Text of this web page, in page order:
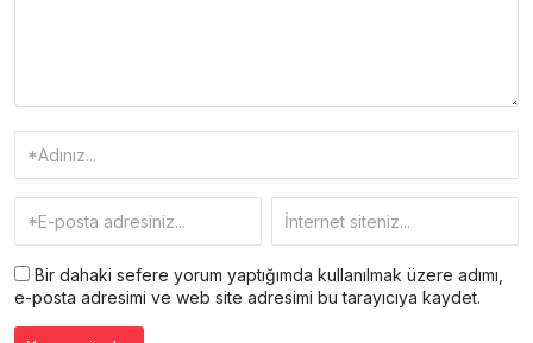
Bir dahaki sefere yorum yaptığımda kullanılmak üzere adımı,
e-posta adresimi ve web site adresimi bu tarayıcıya kaydet.